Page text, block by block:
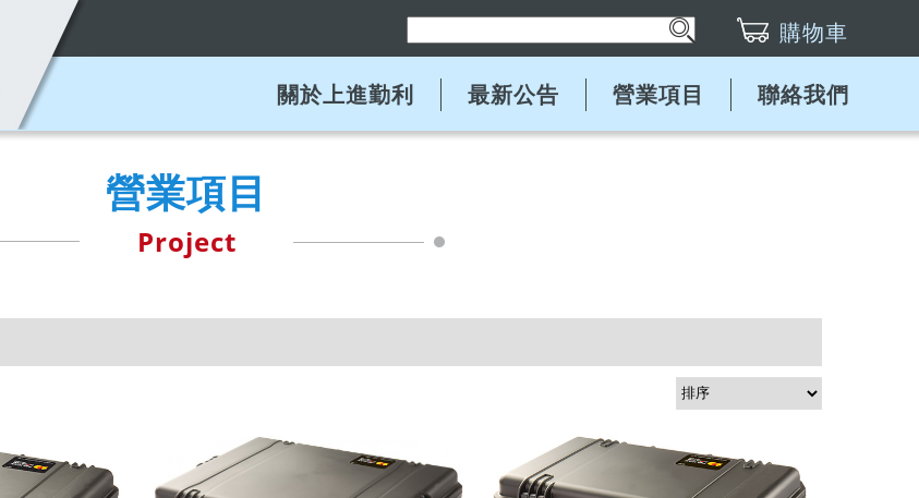
購物車
關於上進勤利 最新公告 營業項目 聯絡我們
營業項目
Project